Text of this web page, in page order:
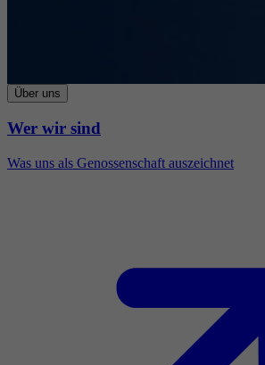
Über uns
Wer wir sind
Was uns als Genossenschaft auszeichnet